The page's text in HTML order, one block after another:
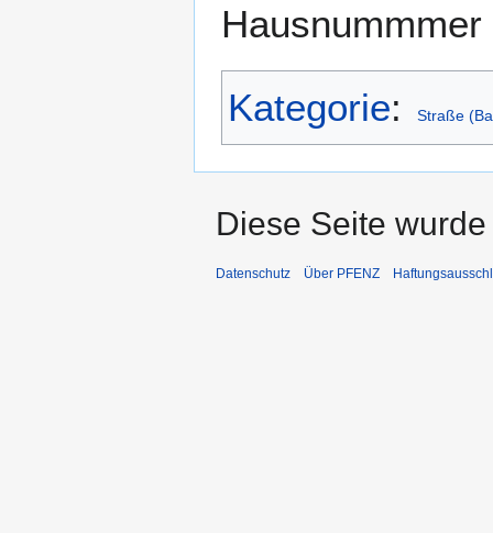
Hausnummmer
Kategorie: Straße
Diese Seite
Datenschutz Über PFENZ